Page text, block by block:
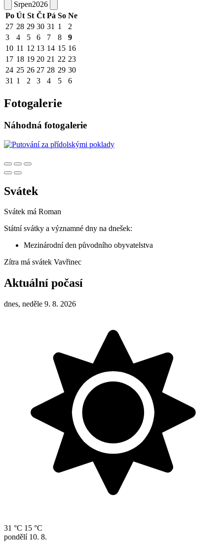
Srpen2026
Po Út St Čt Pá So Ne
27 28 29 30 31 1
2
3
4 5 6 7 8
9
10 11 12 13 14 15 16
17 18 19 20 21 22 23
24 25 26 27 28 29 30
31 1 2 3 4 5 6
Fotogalerie
Náhodná fotogalerie
Svátek
Svátek má Roman
Státní svátky a významné dny na dnešek:
Mezinárodní den původního obyvatelstva
Zítra má svátek Vavřinec
Aktuální počasí
dnes, neděle 9. 8. 2026
31 °C 15 °C
pondělí 10. 8.